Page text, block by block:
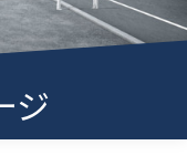
ジ